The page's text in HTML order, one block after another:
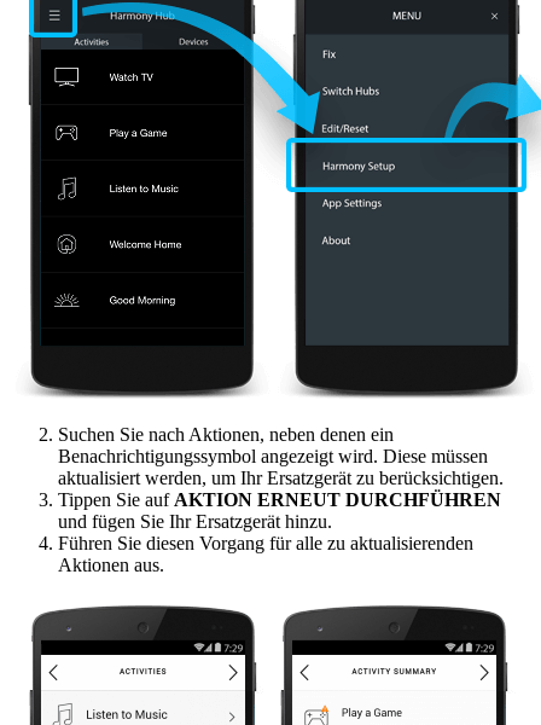
Suchen Sie nach Aktionen, neben denen ein
Benachrichtigungssymbol angezeigt wird. Diese müssen
aktualisiert werden, um Ihr Ersatzgerät zu berücksichtigen.
Tippen Sie auf AKTION ERNEUT DURCHFÜHREN
und fügen Sie Ihr Ersatzgerät hinzu.
Führen Sie diesen Vorgang für alle zu aktualisierenden
Aktionen aus.